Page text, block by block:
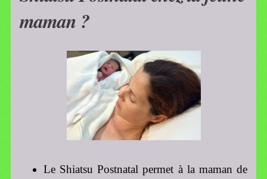
maman ?
Le Shiatsu Postnatal permet à la maman de